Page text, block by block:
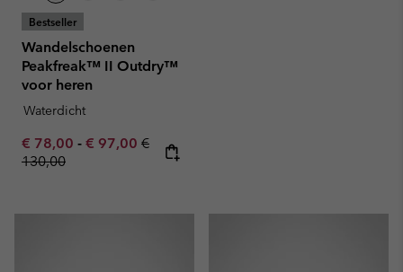
Bestseller
Wandelschoenen
Peakfreak™ II Outdry™
voor heren
Waterdicht
Minimum sale price:
€ 78,00 - Maximum sale price:
€ 97,00 Regular price:
€
130,00